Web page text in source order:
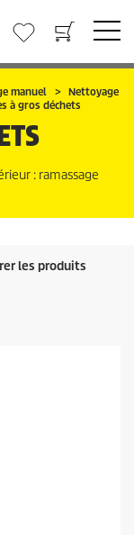
manuel
Nettoyage
à gros déchets
: ramassage
les produits